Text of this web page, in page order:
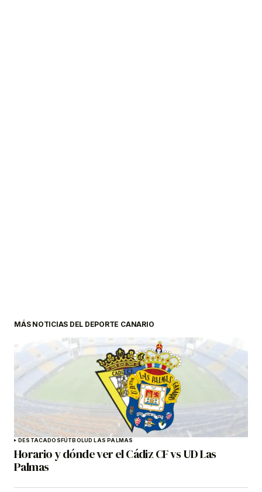
MÁS NOTICIAS DEL DEPORTE CANARIO
DESTACADOSFÚTBOLUD LAS PALMAS
Horario y dónde ver el Cádiz CF vs UD Las
Palmas